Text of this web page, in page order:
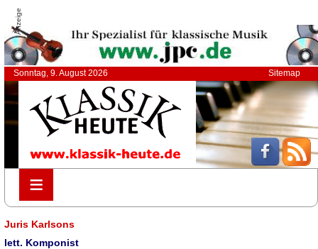
Anzeige
Sonntag, 9. August 2026 Sitemap
≡
≡
Juris Karlsons
lett. Komponist